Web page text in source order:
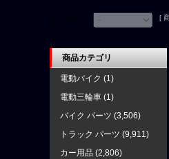
[
商品カテゴリ
電動バイク (1)
電動三輪車 (1)
バイク パーツ (3,506)
トラック パーツ (9,911)
カー用品 (2,806)